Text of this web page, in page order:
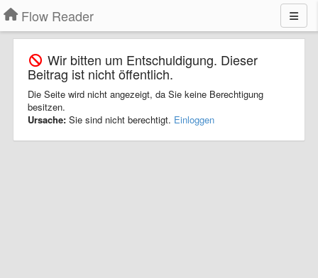
Flow Reader
Wir bitten um Entschuldigung. Dieser
Beitrag ist nicht öffentlich.
Die Seite wird nicht angezeigt, da Sie keine Berechtigung
besitzen.
Ursache: Sie sind nicht berechtigt. Einloggen